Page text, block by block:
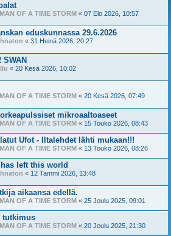
OF A TIME STORM « 07 Elo 2026, 10:57
eduskunnassa 29.6.2026
« 31 Heinä 2026, 20:27
SWAN
« 20 Kesä 2026, 10:02
OF A TIME STORM « 20 Kesä 2026, 07:49
mikroaaltoaseet
OF A TIME STORM « 15 Touko 2026, 08:43
Ufot - Iltalehdet lähti mukaan!!!
OF A TIME STORM « 13 Touko 2026, 08:26
left this world
« 12 Tammi 2026, 13:48
aikaansa edellä.
OF A TIME STORM « 25 Joulu 2025, 09:01
tutkimus
OF A TIME STORM « 20 Joulu 2025, 21:30